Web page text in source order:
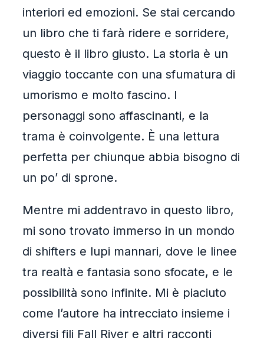
interiori ed emozioni. Se stai cercando
un libro che ti farà ridere e sorridere,
questo è il libro giusto. La storia è un
viaggio toccante con una sfumatura di
umorismo e molto fascino. I
personaggi sono affascinanti, e la
trama è coinvolgente. È una lettura
perfetta per chiunque abbia bisogno di
un po’ di sprone.
Mentre mi addentravo in questo libro,
mi sono trovato immerso in un mondo
di shifters e lupi mannari, dove le linee
tra realtà e fantasia sono sfocate, e le
possibilità sono infinite. Mi è piaciuto
come l’autore ha intrecciato insieme i
diversi fili Fall River e altri racconti